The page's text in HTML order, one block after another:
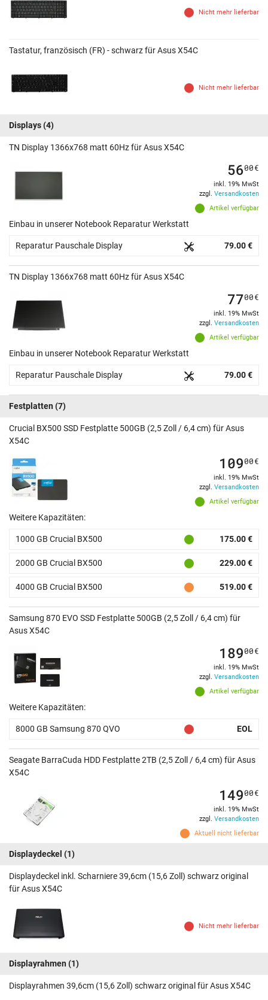
Nicht mehr lieferbar
Tastatur, französisch (FR) - schwarz für Asus X54C
Nicht mehr lieferbar
Displays(4)
TN Display 1366x768 matt 60Hz für Asus X54C
Artikel verfügbar
5600€
inkl. 19% MwSt
zzgl. Versandkosten
Einbau in unserer Notebook Reparatur Werkstatt
Reparatur Pauschale Display 79.00 €
TN Display 1366x768 matt 60Hz für Asus X54C
Artikel verfügbar
7700€
inkl. 19% MwSt
zzgl. Versandkosten
Einbau in unserer Notebook Reparatur Werkstatt
Reparatur Pauschale Display 79.00 €
Festplatten (7)
Crucial BX500 SSD Festplatte 500GB (2,5 Zoll / 6,4 cm) für Asus
X54C
Artikel verfügbar
10900€
inkl. 19% MwSt
zzgl. Versandkosten
Weitere Kapazitäten:
1000 GB Crucial BX500 175.00 €
2000 GB Crucial BX500 229.00 €
4000 GB Crucial BX500 519.00 €
Samsung 870 EVO SSD Festplatte 500GB (2,5 Zoll / 6,4 cm) für
Asus X54C
Artikel verfügbar
18900€
inkl. 19% MwSt
zzgl. Versandkosten
Weitere Kapazitäten:
8000 GB Samsung 870 QVO EOL
Seagate BarraCuda HDD Festplatte 2TB (2,5 Zoll / 6,4 cm) für Asus
X54C
Aktuell nicht lieferbar
14900€
inkl. 19% MwSt
zzgl. Versandkosten
Displaydeckel (1)
Displaydeckel inkl. Scharniere 39,6cm (15,6 Zoll) schwarz original
für Asus X54C
Nicht mehr lieferbar
Displayrahmen (1)
Displayrahmen 39,6cm (15,6 Zoll) schwarz original für Asus X54C